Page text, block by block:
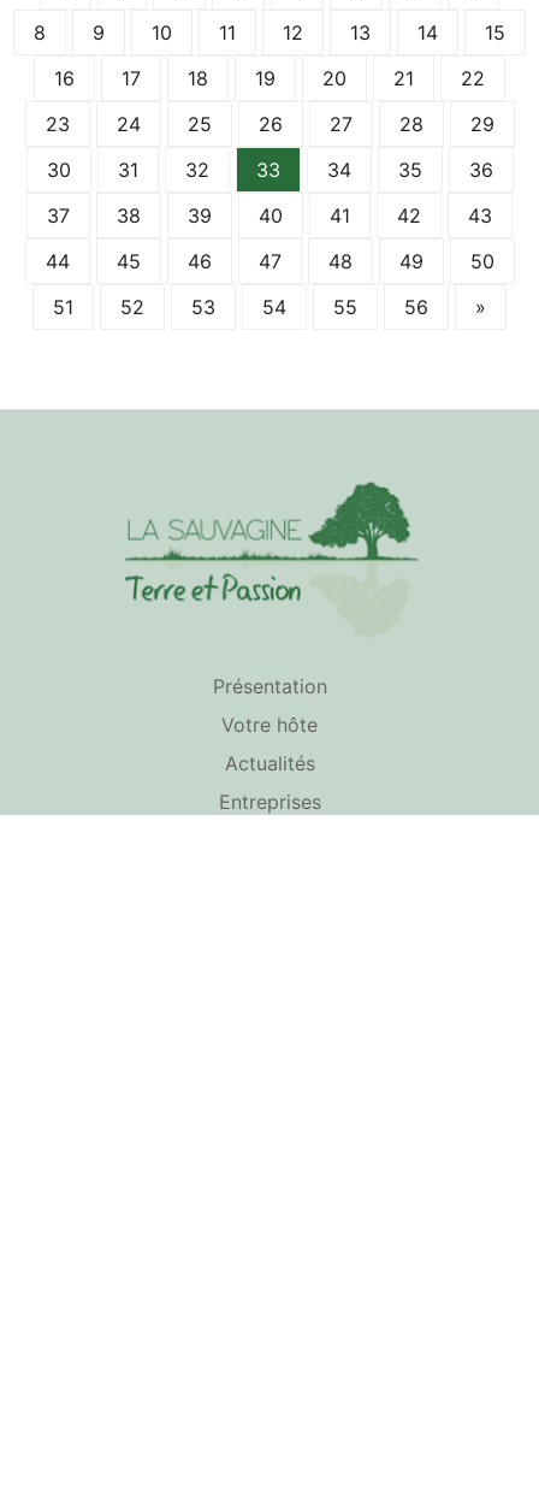
8
9 10 11 12 13 14
15
16
17 18 19 20 21
22
23
24 25 26 27 28
29
30
31 32 33 34 35
36
37
38 39 40 41 42
43
44
45 46 47 48 49
50
51
52 53 54 55 56 »
Présentation
Votre hôte
Actualités
Entreprises